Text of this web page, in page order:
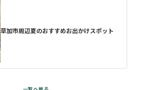
草加市周辺夏のおすすめお出かけスポット